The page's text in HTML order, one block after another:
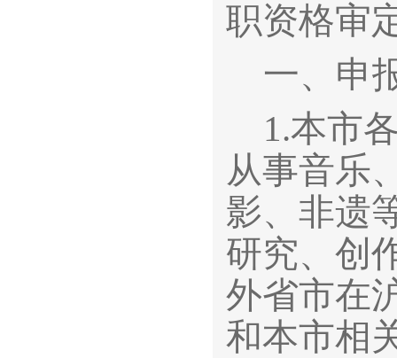
职资格审
一、申
1.本市
从事音乐
影、非遗
研究、创
外省市在
和本市相